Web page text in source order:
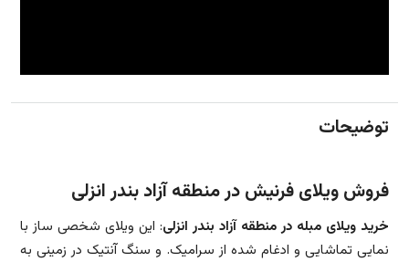
توضیحات
فروش ویلای فرنیش در منطقه آزاد بندر انزلی
خرید ویلای مبله در منطقه آزاد بندر انزلی: این ویلای شخصی ساز با
نمایی تماشایی و ادغام شده از سرامیک. و سنگ آنتیک در زمینی به